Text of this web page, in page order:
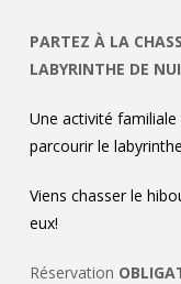
PARTEZ À LA
LABYRINTHE DE
Une activité
parcourir le
Viens chasser le
eux!
Réservation